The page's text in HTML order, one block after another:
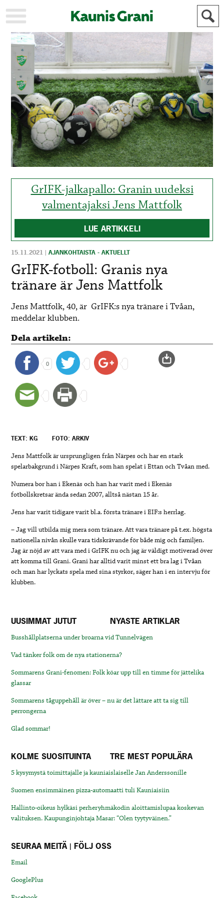
KAUPUNKI
STADEN
AJANKOHTAISTA
AKTUELLT
URHEILU
IDROTT
KULTTUURI
KULTUR
HISTORIA
HISTORIA
YLEINEN
ALLMÄN
MAINOSTAJILLE
FÖR
ANNONSÖRER
GrIFK-jalkapallo: Granin uudeksi
valmentajaksi Jens Mattfolk
LUE ARTIKKELI
15.11.2021 |AJANKOHTAISTA - AKTUELLT
GrIFK-fotboll: Granis nya
tränare är Jens Mattfolk
Jens Mattfolk, 40, är GrIFK:s nya tränare i Tvåan,
meddelar klubben.
Dela artikeln:
0
TEXT: KG FOTO: ARKIV
Jens Mattfolk är ursprungligen från Närpes och har en stark
spelarbakgrund i Närpes Kraft, som han spelat i Ettan och Tvåan med.
Numera bor han i Ekenäs och han har varit med i Ekenäs
fotbollskretsar ända sedan 2007, alltså nästan 15 år.
Jens har varit tidigare varit bl.a. första tränare i EIF:s herrlag.
– Jag vill utbilda mig mera som tränare. Att vara tränare på t.ex. högsta
nationella nivån skulle vara tidskrävande för både mig och familjen.
Jag är nöjd av att vara med i GrIFK nu och jag är väldigt motiverad över
att komma till Grani. Grani har alltid varit minst ett bra lag i Tvåan
och man har lyckats spela med sina styrkor, säger han i en intervju för
klubben.
UUSIMMAT JUTUT NYASTE ARTIKLAR
Busshållplatserna under broarna vid Tunnelvägen
Vad tänker folk om de nya stationerna?
Sommarens Grani-fenomen: Folk köar upp till en timme för jättelika
glassar
Sommarens tåguppehåll är över – nu är det lättare att ta sig till
perrongerna
Glad sommar!
KOLME SUOSITUINTA TRE MEST POPULÄRA
5 kysymystä toimittajalle ja kauniaislaiselle Jan Anderssonille
Suomen ensimmäinen pizza-automaatti tuli Kauniaisiin
Hallinto-oikeus hylkäsi perheryhmäkodin aloittamislupaa koskevan
valituksen. Kaupunginjohtaja Masar: “Olen tyytyväinen.”
SEURAA MEITÄ | FÖLJ OSS
Email
GooglePlus